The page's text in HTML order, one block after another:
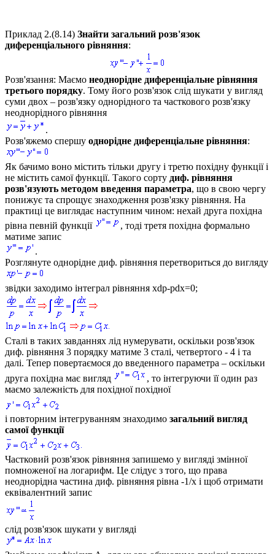
Приклад 2.(8.14) Знайти загальний розв'язок
диференціального рівняння:
Розв'язання: Маємо неоднорідне диференціальне рівняння
третього порядку. Тому його розв'язок слід шукати у вигляд
суми двох – розв'язку однорідного та часткового розв'язку
неоднорідного рівняння
.
Розв'яжемо спершу однорідне диференціальне рівняння:
Як бачимо воно містить тільки другу і третю похідну функції і
не містить самої функції. Такого сорту диф. рівняння
розв'язують методом введення параметра, що в свою чергу
понижує та спрощує знаходження розв'язку рівняння. На
практиці це виглядає наступним чином: нехай друга похідна
рівна певній функції
, тоді третя похідна формально
матиме запис
.
Розглянуте однорідне диф. рівняння перетвориться до вигляду
звідки заходимо інтеграл рівняння xdp-pdx=0;
Сталі в таких завданнях лід нумерувати, оскільки розв'язок
диф. рівняння 3 порядку матиме 3 сталі, четвертого - 4 і та
далі. Тепер повертаємося до введенного параметра – оскільки
друга похідна має вигляд
, то інтегруючи її один раз
маємо залежність для похідної похідної
і повторним інтегруванням знаходимо загальний вигляд
самої функції
Частковий розв'язок рівняння запишемо у вигляді змінної
помноженої на логарифм. Це слідує з того, що права
неоднорідна частина диф. рівняння рівна -1/x і щоб отримати
еквівалентний запис
слід розв'язок шукати у вигляді